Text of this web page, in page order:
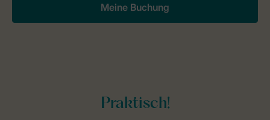
Meine Buchung
Praktisch!